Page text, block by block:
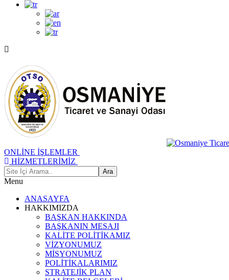
ONLİNE İŞLEMLER
HİZMETLERİMİZ
Menu
ANASAYFA
HAKKIMIZDA
BAŞKAN HAKKINDA
BAŞKANIN MESAJI
KALİTE POLİTİKAMIZ
VİZYONUMUZ
MİSYONUMUZ
POLİTİKALARIMIZ
STRATEJİK PLAN